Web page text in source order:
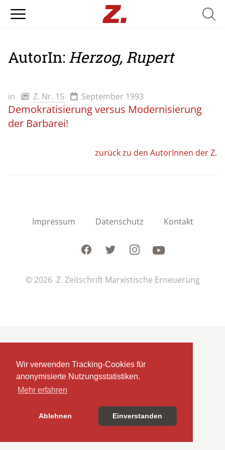
Wir verwenden Tracking-Cookies für
anonymisierte Nutzungsstatistiken.
Mehr erfahren
Ablehnen Einverstanden
AutorIn: Herzog, Rupert
in Z. Nr. 15 September 1993
Demokratisierung versus Modernisierung
der Barbarei!
zurück zu den AutorInnen der Z.
Impressum Datenschutz Kontakt
FacebookTwitterInstagramYoutube
© 2026 Z. Zeitschrift Marxistische Erneuerung